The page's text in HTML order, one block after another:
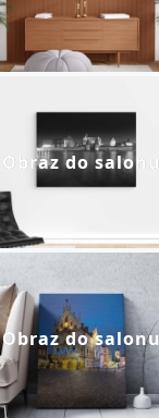
Obraz do salonu
Obraz do salonu